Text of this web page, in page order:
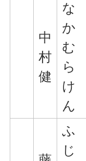
中
村
健
な
か
む
ら
け
ん
ふ
じ